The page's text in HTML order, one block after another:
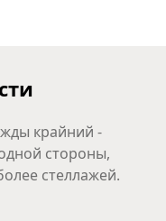
крайний -
стороны,
стеллажей.